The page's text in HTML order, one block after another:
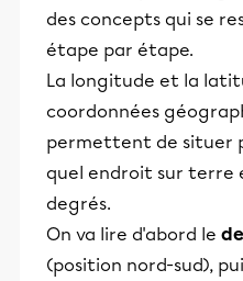
des concepts qui se
étape par étape.
La longitude et la
coordonnées
permettent de situer
quel endroit sur terre
degrés.
On va lire d'abord le
(position nord-sud),